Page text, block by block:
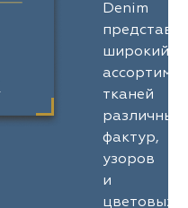
Denim
широкий
тканей
различных
фактур,
узоров
и
цветовых